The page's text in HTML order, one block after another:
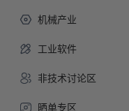
机械产业
工业软件
非技术讨论区
晒单专区